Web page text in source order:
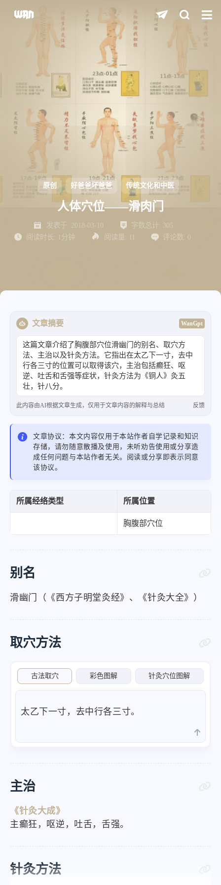
关闭快捷键功能
shift 打开中控台
D 深色/浅色显示模式
S 站内搜索
H 返回首页
L 友链页面
原创 好爸爸坏爸爸 传统文化和中医
人体穴位——滑肉门
发表于: 2018-03-10 字数总计: 305
阅读时长: 1分钟 阅读量: 11 评论数: 0
文章摘要 WanGpt
这篇文章介绍了胸腹部穴位滑幽门的别名、取穴方
法、主治以及针灸方法。它指出在太乙下一寸，去中
行各三寸的位置可以取得该穴，主治包括癫狂、呕
逆、吐舌和舌强等症状，针灸方法为《铜人》灸五
壮，针八分。
此内容由AI根据文章生成，仅用于文章内容的解释与总结 反馈
文章协议：本文内容仅用于本站作者自学记录和知识
存储，请勿随意散播及使用，未听劝告使用或分享造
成任何问题与本站作者无关。阅读或分享即表示同意
该协议。
所属经络类型 所属位置
胸腹部穴位
别名
滑幽门（《西方子明堂灸经》、《针灸大全》）
取穴方法
古法取穴 彩色图解 针灸穴位图解
太乙下一寸，去中行各三寸。
主治
《针灸大成》
主癫狂，呕逆，吐舌，舌强。
针灸方法